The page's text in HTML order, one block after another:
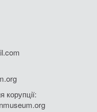
корупції: